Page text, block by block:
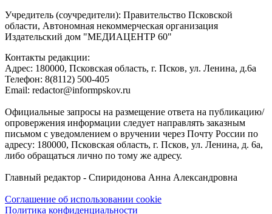
Учредитель (соучредители): Правительство Псковской
области, Автономная некоммерческая организация
Издательский дом "МЕДИАЦЕНТР 60"
Контакты редакции:
Адреc: 180000, Псковская область, г. Псков, ул. Ленина, д.6а
Телефон: 8(8112) 500-405
Email: redactor@informpskov.ru
Официальные запросы на размещение ответа на публикацию/
опровержения информации следует направлять заказным
письмом с уведомлением о вручении через Почту России по
адресу: 180000, Псковская область, г. Псков, ул. Ленина, д. 6а,
либо обращаться лично по тому же адресу.
Главный редактор - Спиридонова Анна Александровна
Соглашение об использовании cookie
Политика конфиденциальности